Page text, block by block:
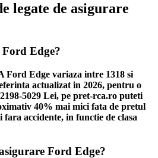
legate de asigurare
Ford Edge?
Ford Edge variaza intre 1318 si
actualizat in 2026, pentru o
5029 Lei, pe pret-rca.ro puteti
40% mai mici fata de pretul
accidente, in functie de clasa
Ford Edge?